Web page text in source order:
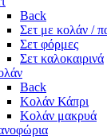
Back
Σετ με κολάν /
Σετ φόρμες
Σετ καλοκαιρινά
Back
Κολάν Κάπρι
Κολάν μακρυά